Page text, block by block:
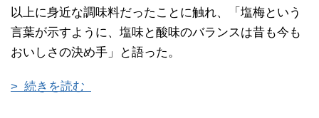
以上に身近な調味料だったことに触れ、「塩梅という
言葉が示すように、塩味と酸味のバランスは昔も今も
おいしさの決め手」と語った。
> 続きを読む